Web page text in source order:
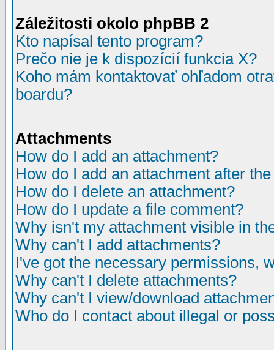
Záležitosti okolo phpBB 2
Kto napísal tento program?
Prečo nie je k dispozícií funkcia X?
Koho mám kontaktovať ohľadom
boardu?
Attachments
How do I add an attachment?
How do I add an attachment after
How do I delete an attachment?
How do I update a file comment?
Why isn't my attachment visible in
Why can't I add attachments?
I've got the necessary permissions,
Why can't I delete attachments?
Why can't I view/download
Who do I contact about illegal or